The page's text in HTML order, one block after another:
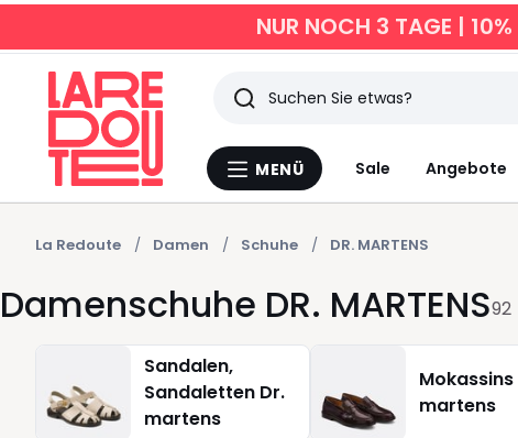
NUR NOCH 3 TAGE |
Menü
MENÜ Sale Angebote
Suchen
Zuletzt
angesehen
Artikel
La Redoute Damen Schuhe DR. MARTENS
Damenschuhe DR. MARTENS92
Sandalen,
Sandaletten Dr.
martens
Mokassins
martens